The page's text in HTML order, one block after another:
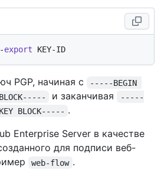
export
PGP, начиная с
-----BEGIN
и заканчивая
-----
BLOCK----- .
Enterprise Server в качестве
для подписи веб-
web-flow .